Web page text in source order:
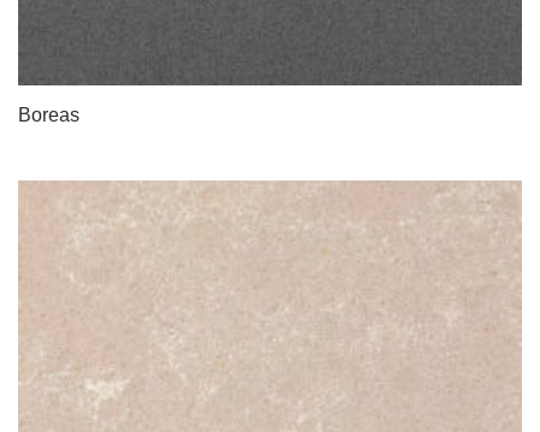
Boreas